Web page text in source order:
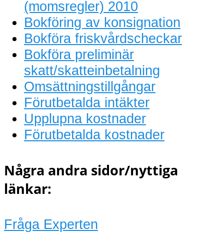
(momsregler) 2010
Bokföring av konsignation
Bokföra friskvårdscheckar
Bokföra preliminär
skatt/skatteinbetalning
Omsättningstillgångar
Förutbetalda intäkter
Upplupna kostnader
Förutbetalda kostnader
Några andra sidor/nyttiga
länkar:
Fråga Experten